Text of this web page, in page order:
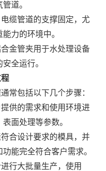
道。
缆管道的支撑固定，尤
力的环境中。
金管夹用于水处理设备
全运行。
常包括以下几个步骤：
供的需求和使用环境进
面处理等参数。
合设计要求的模具，并
能完全符合客户需求。
行大批量生产，使用